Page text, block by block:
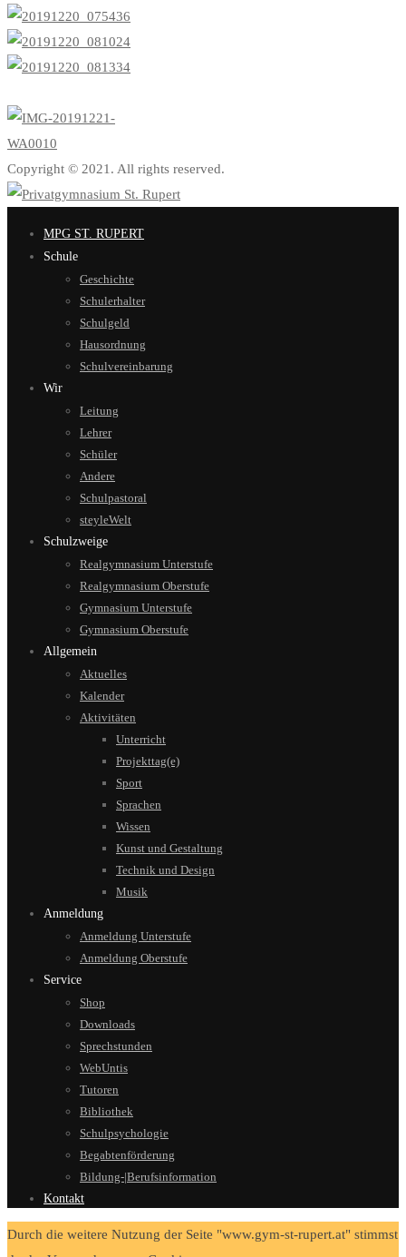
Copyright © 2021. All rights reserved.
MPG ST. RUPERT
Schule
Geschichte
Schulerhalter
Schulgeld
Hausordnung
Schulvereinbarung
Wir
Leitung
Lehrer
Schüler
Andere
Schulpastoral
steyleWelt
Schulzweige
Realgymnasium Unterstufe
Realgymnasium Oberstufe
Gymnasium Unterstufe
Gymnasium Oberstufe
Allgemein
Aktuelles
Kalender
Aktivitäten
Unterricht
Projekttag(e)
Sport
Sprachen
Wissen
Kunst und Gestaltung
Technik und Design
Musik
Anmeldung
Anmeldung Unterstufe
Anmeldung Oberstufe
Service
Shop
Downloads
Sprechstunden
WebUntis
Tutoren
Bibliothek
Schulpsychologie
Begabtenförderung
Bildung-|Berufsinformation
Kontakt
Durch die weitere Nutzung der Seite "www.gym-st-rupert.at" stimmst